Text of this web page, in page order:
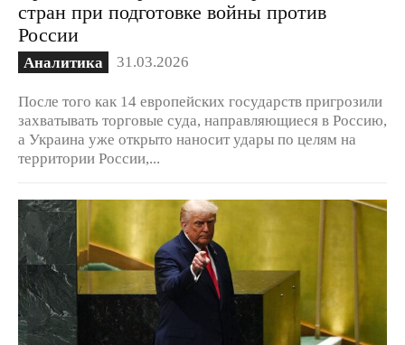
стран при подготовке войны против
России
Аналитика 31.03.2026
После того как 14 европейских государств пригрозили
захватывать торговые суда, направляющиеся в Россию,
а Украина уже открыто наносит удары по целям на
территории России,...